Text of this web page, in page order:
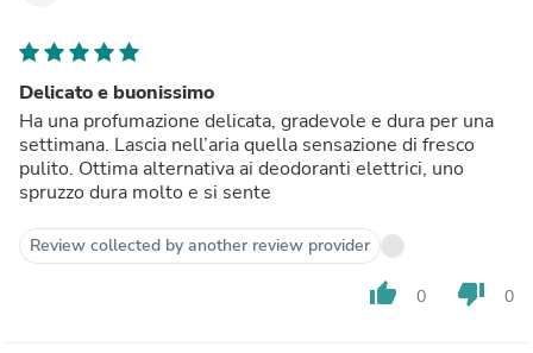
Delicato e buonissimo
Ha una profumazione delicata, gradevole e dura per una
settimana. Lascia nell’aria quella sensazione di fresco
pulito. Ottima alternativa ai deodoranti elettrici, uno
spruzzo dura molto e si sente
Review collected by another review provider
thumb_up 0 thumb_down 0